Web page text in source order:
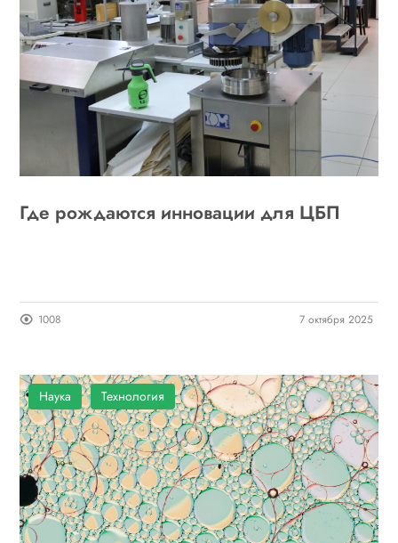
Где рождаются инновации для ЦБП
1008 7 октября 2025
Наука Технология